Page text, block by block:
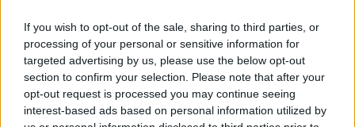
If you wish to opt-out of the sale, sharing to third parties, or
processing of your personal or sensitive information for
targeted advertising by us, please use the below opt-out
section to confirm your selection. Please note that after your
opt-out request is processed you may continue seeing
interest-based ads based on personal information utilized by